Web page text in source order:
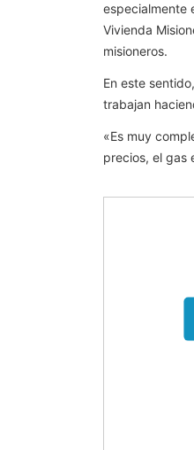
especialmente
Vivienda
misioneros.
En este
trabajan
«Es muy
precios, el gas